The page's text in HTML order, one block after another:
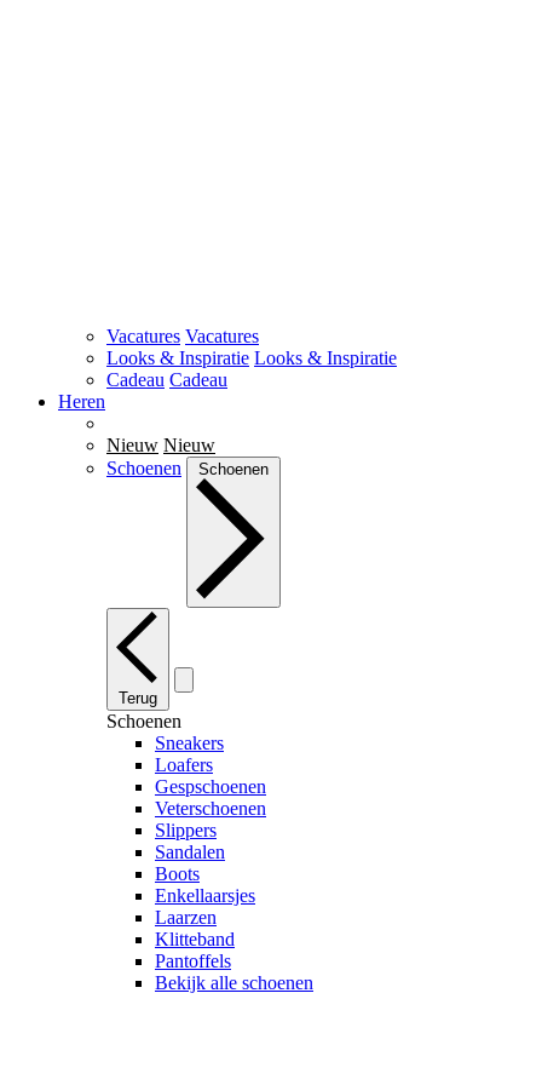
Vacatures Vacatures
Looks & Inspiratie Looks & Inspiratie
Cadeau Cadeau
Heren
Nieuw Nieuw
Schoenen
Schoenen
Terug
Schoenen
Sneakers
Loafers
Gespschoenen
Veterschoenen
Slippers
Sandalen
Boots
Enkellaarsjes
Laarzen
Klitteband
Pantoffels
Bekijk alle schoenen